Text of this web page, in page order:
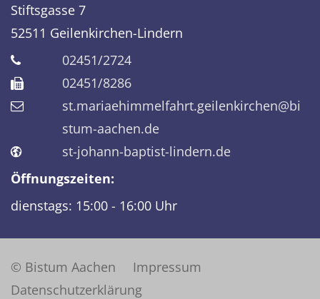
Stiftsgasse 7
52511 Geilenkirchen-Lindern
02451/2724
02451/8286
st.mariaehimmelfahrt.geilenkirchen@bi
stum-aachen.de
st-johann-baptist-lindern.de
Öffnungszeiten:
dienstags: 15:00 - 16:00 Uhr
© Bistum Aachen
Impressum
Datenschutzerklärung